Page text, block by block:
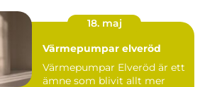
18. maj
Värmepumpar elveröd
Värmepumpar Elveröd är ett
ämne som blivit allt mer